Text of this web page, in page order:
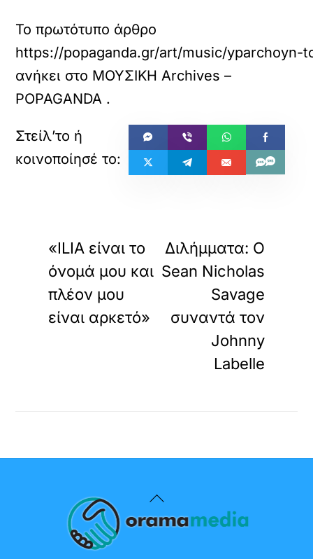
Το πρωτότυπο άρθρο
https://popaganda.gr/art/music/
ανήκει στο ΜΟΥΣΙΚΗ Archives –
POPAGANDA .
«ILIA είναι το
όνομά μου και
πλέον μου
είναι αρκετό»
Διλήμματα: Ο
Sean Nicholas
Savage
συναντά τον
Johnny
Labelle
Back
To